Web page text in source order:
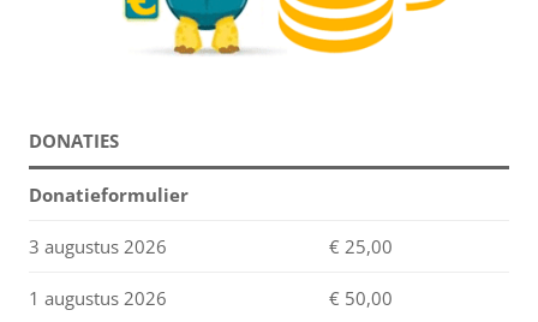
DONATIES
Donatieformulier
3 augustus 2026 € 25,00
1 augustus 2026 € 50,00